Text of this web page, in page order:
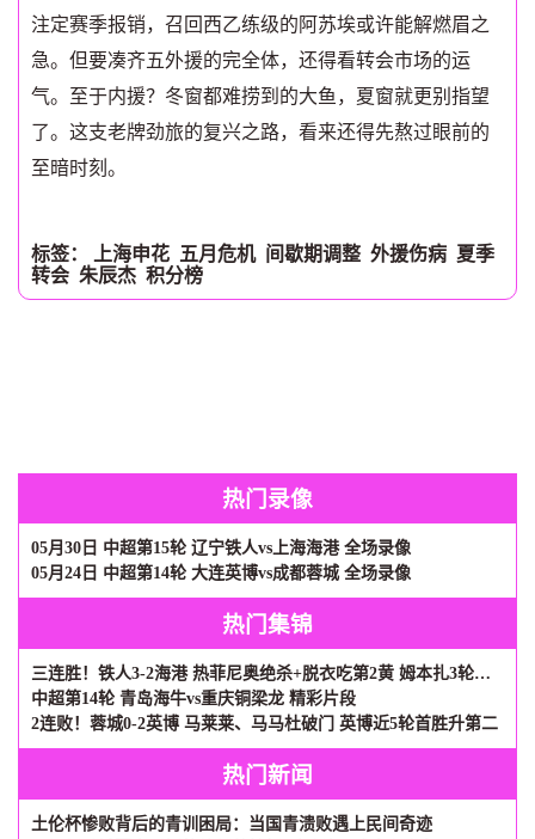
注定赛季报销，召回西乙练级的阿苏埃或许能解燃眉之
急。但要凑齐五外援的完全体，还得看转会市场的运
气。至于内援？冬窗都难捞到的大鱼，夏窗就更别指望
了。这支老牌劲旅的复兴之路，看来还得先熬过眼前的
至暗时刻。
标签： 上海申花 五月危机 间歇期调整 外援伤病 夏季
转会 朱辰杰 积分榜
热门录像
05月30日 中超第15轮 辽宁铁人vs上海海港 全场录像
05月24日 中超第14轮 大连英博vs成都蓉城 全场录像
热门集锦
三连胜！铁人3-2海港 热菲尼奥绝杀+脱衣吃第2黄 姆本扎3轮轰6球
中超第14轮 青岛海牛vs重庆铜梁龙 精彩片段
2连败！蓉城0-2英博 马莱莱、马马杜破门 英博近5轮首胜升第二
热门新闻
土伦杯惨败背后的青训困局：当国青溃败遇上民间奇迹